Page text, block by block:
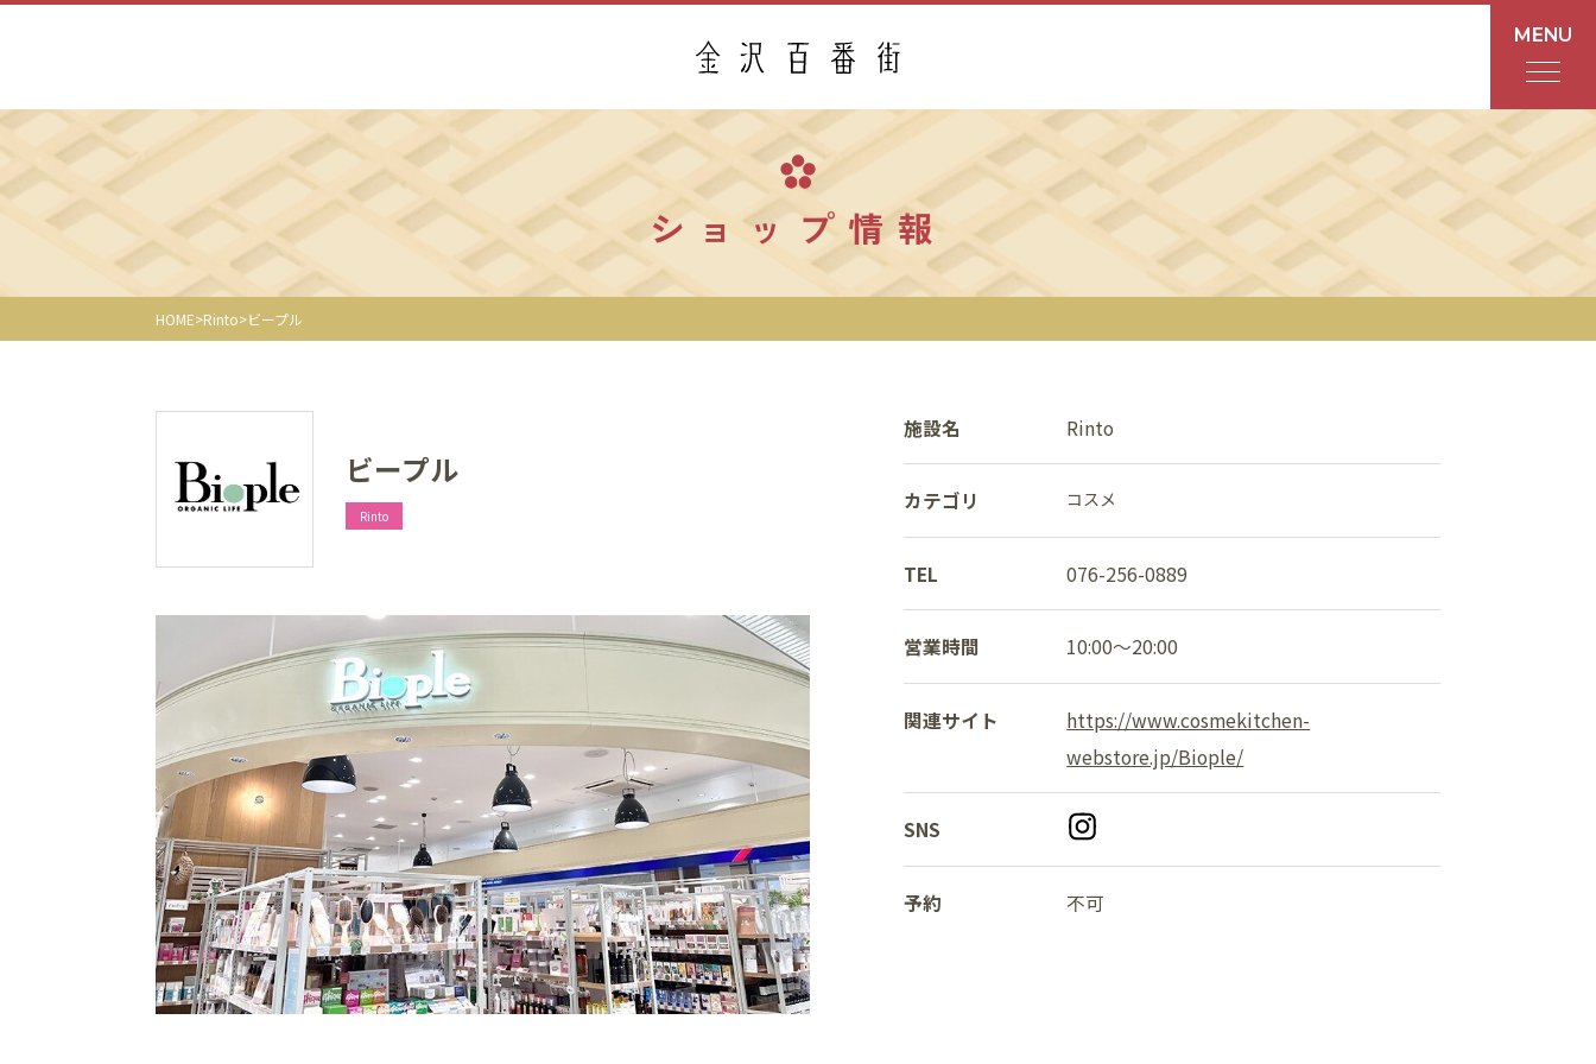
MENU
あんと
Rinto
イベント
アクセス・パーキング
館内サービス
ショップ情報
HOME Rinto ビープル
ビープル
Rinto
施設名 Rinto
カテゴリ コスメ
TEL 076-256-0889
営業時間 10:00～20:00
関連サイト
https://www.cosmekitchen-
webstore.jp/Biople/
SNS
予約 不可